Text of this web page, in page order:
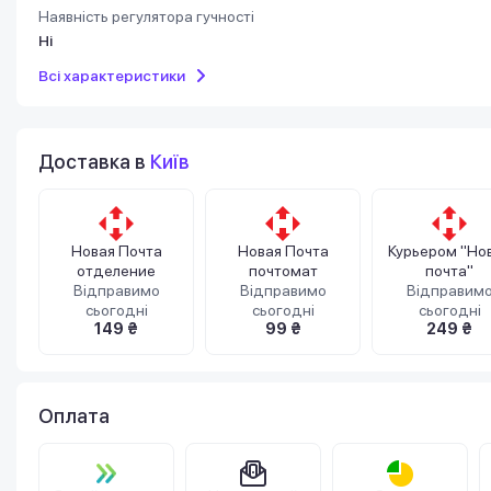
Наявність регулятора гучності
Ні
Всі характеристики
Доставка в Київ
Новая Почта
отделение
Відправимо
сьогодні
149 ₴
Новая Почта
почтомат
Відправимо
сьогодні
99 ₴
Курьером
почта"
Відправимо
сьогодні
249 ₴
Оплата